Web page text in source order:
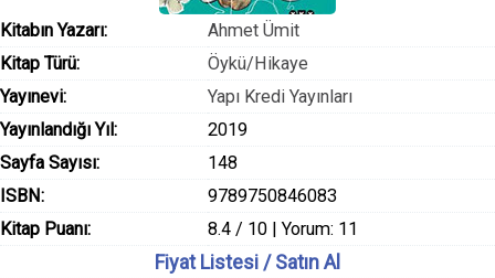
Kitabın Yazarı:
Ahmet Ümit
Kitap Türü:
Öykü/Hikaye
Yayınevi:
Yapı Kredi Yayınları
Yayınlandığı Yıl:
2019
Sayfa Sayısı:
148
ISBN:
9789750846083
Kitap Puanı:
8.4 / 10 | Yorum: 11
Fiyat Listesi / Satın Al